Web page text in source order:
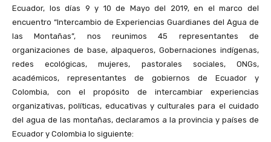
Ecuador, los días 9 y 10 de Mayo del 2019, en el marco del
encuentro “Intercambio de Experiencias Guardianes del Agua de
las Montañas”, nos reunimos 45 representantes de
organizaciones de base, alpaqueros, Gobernaciones indígenas,
redes ecológicas, mujeres, pastorales sociales, ONGs,
académicos, representantes de gobiernos de Ecuador y
Colombia, con el propósito de intercambiar experiencias
organizativas, políticas, educativas y culturales para el cuidado
del agua de las montañas, declaramos a la provincia y países de
Ecuador y Colombia lo siguiente: